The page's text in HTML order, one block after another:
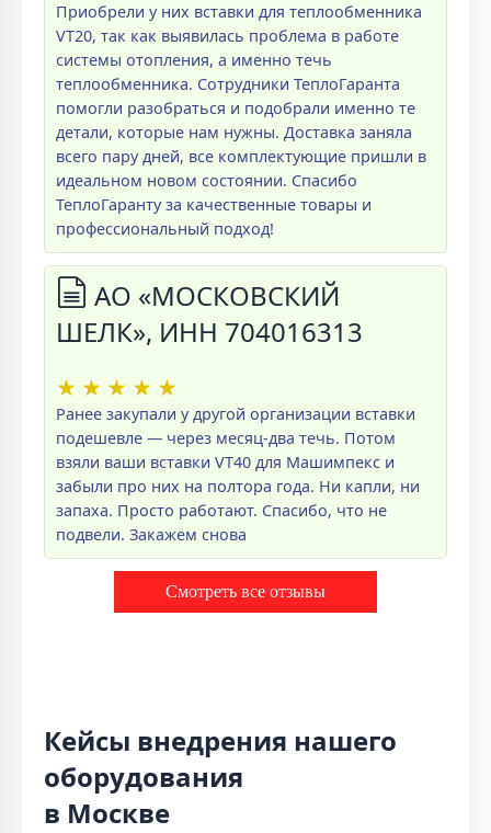
Приобрели у них вставки для теплообменника
VT20, так как выявилась проблема в работе
системы отопления, а именно течь
теплообменника. Сотрудники ТеплоГаранта
помогли разобраться и подобрали именно те
детали, которые нам нужны. Доставка заняла
всего пару дней, все комплектующие пришли в
идеальном новом состоянии. Спасибо
ТеплоГаранту за качественные товары и
профессиональный подход!
АО «МОСКОВСКИЙ
ШЕЛК», ИНН 704016313
★ ★ ★ ★ ★
Ранее закупали у другой организации вставки
подешевле — через месяц-два течь. Потом
взяли ваши вставки VT40 для Машимпекс и
забыли про них на полтора года. Ни капли, ни
запаха. Просто работают. Спасибо, что не
подвели. Закажем снова
Смотреть все отзывы
Кейсы внедрения нашего
оборудования
в Москве